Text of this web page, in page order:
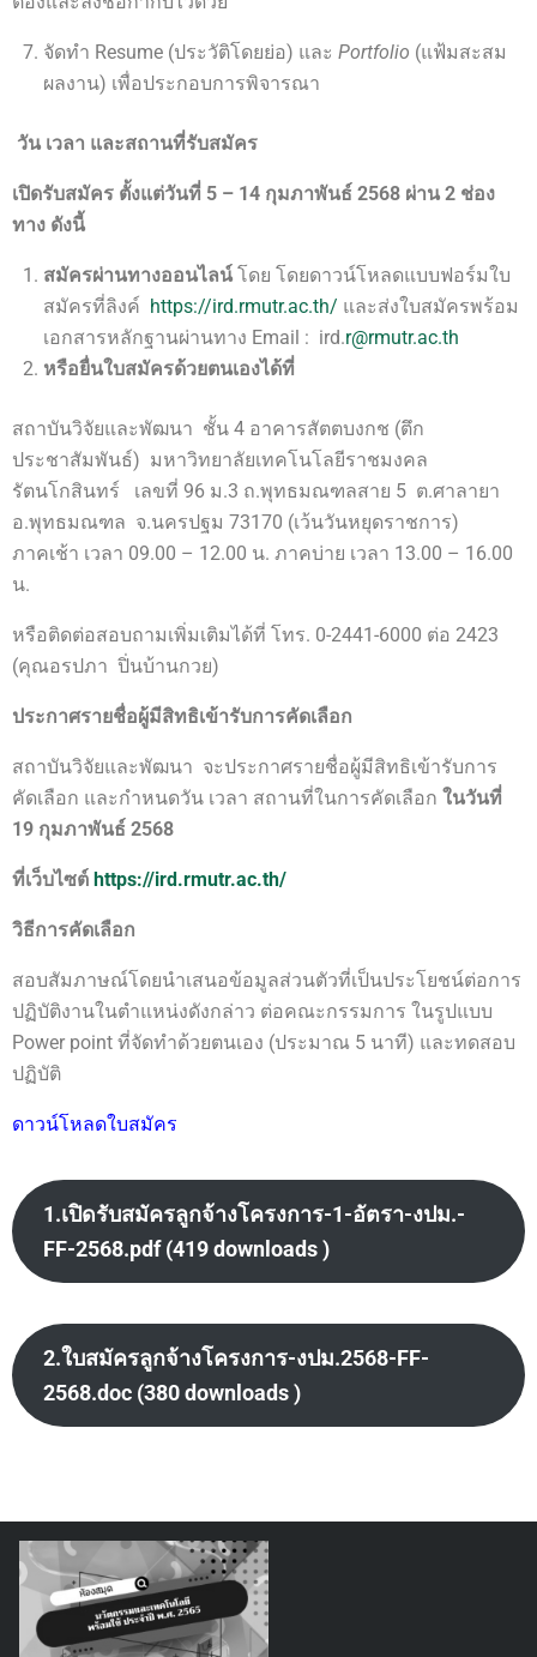
จัดทำ Resume (ประวัติโดยย่อ) และ Portfolio (แฟ้มสะสม
ผลงาน) เพื่อประกอบการพิจารณา
วัน เวลา และสถานที่รับสมัคร
เปิดรับสมัคร ตั้งแต่วันที่ 5 – 14 กุมภาพันธ์ 2568 ผ่าน 2 ช่อง
ทาง ดังนี้
สมัครผ่านทางออนไลน์โดย โดยดาวน์โหลดแบบฟอร์มใบ
สมัครที่ลิงค์ https://ird.rmutr.ac.th/ และส่งใบสมัครพร้อม
เอกสารหลักฐานผ่านทาง Email : ird.r@rmutr.ac.th
หรือยื่นใบสมัครด้วยตนเองได้ที่
สถาบันวิจัยและพัฒนา ชั้น 4 อาคารสัตตบงกช (ตึก
ประชาสัมพันธ์) มหาวิทยาลัยเทคโนโลยีราชมงคล
รัตนโกสินทร์ เลขที่ 96 ม.3 ถ.พุทธมณฑลสาย 5 ต.ศาลายา
อ.พุทธมณฑล จ.นครปฐม 73170 (เว้นวันหยุดราชการ)
ภาคเช้า เวลา 09.00 – 12.00 น. ภาคบ่าย เวลา 13.00 – 16.00
น.
หรือติดต่อสอบถามเพิ่มเติมได้ที่ โทร. 0-2441-6000 ต่อ 2423
(คุณอรปภา ปิ่นบ้านกวย)
ประกาศรายชื่อผู้มีสิทธิเข้ารับการคัดเลือก
สถาบันวิจัยและพัฒนา จะประกาศรายชื่อผู้มีสิทธิเข้ารับการ
คัดเลือก และกำหนดวัน เวลา สถานที่ในการคัดเลือก ในวันที่
19 กุมภาพันธ์ 2568
ที่เว็บไซต์ https://ird.rmutr.ac.th/
วิธีการคัดเลือก
สอบสัมภาษณ์โดยนำเสนอข้อมูลส่วนตัวที่เป็นประโยชน์ต่อการ
ปฏิบัติงานในตำแหน่งดังกล่าว ต่อคณะกรรมการ ในรูปแบบ
Power point ที่จัดทำด้วยตนเอง (ประมาณ 5 นาที) และทดสอบ
ปฏิบัติ
ดาวน์โหลดใบสมัคร
1.เปิดรับสมัครลูกจ้างโครงการ-1-อัตรา-งปม.-
FF-2568.pdf (419 downloads )
2.ใบสมัครลูกจ้างโครงการ-งปม.2568-FF-
2568.doc (380 downloads )